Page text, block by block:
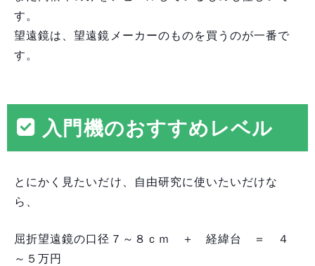
す。
望遠鏡は、望遠鏡メーカーのものを買うのが一番で
す。
入門機のおすすめレベル
とにかく見たいだけ、自由研究に使いたいだけな
ら、
屈折望遠鏡の口径７～８ｃｍ ＋ 経緯台 ＝ ４
～５万円